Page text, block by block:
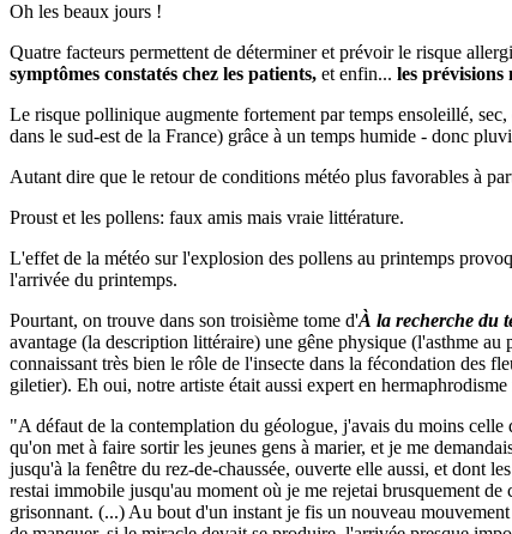
Oh les beaux jours !
Quatre facteurs permettent de déterminer et prévoir le risque
symptômes constatés chez les patients, et enfin... les prévisions
Le risque pollinique augmente fortement par temps ensoleillé,
dans le sud-est de la France) grâce à un temps humide - donc
Autant dire que le retour de conditions météo plus favorables à
Proust et les pollens: faux amis mais vraie littérature.
L'effet de la météo sur l'explosion des pollens au printemps
l'arrivée du printemps.
Pourtant, on trouve dans son troisième tome d'À la recherche du
avantage (la description littéraire) une gêne physique (l'asthme
connaissant très bien le rôle de l'insecte dans la fécondation des
giletier). Eh oui, notre artiste était aussi expert en
"A défaut de la contemplation du géologue, j'avais du moins celle
qu'on met à faire sortir les jeunes gens à marier, et je me
jusqu'à la fenêtre du rez-de-chaussée, ouverte elle aussi, et dont
restai immobile jusqu'au moment où je me rejetai brusquement
grisonnant. (...) Au bout d'un instant je fis un nouveau